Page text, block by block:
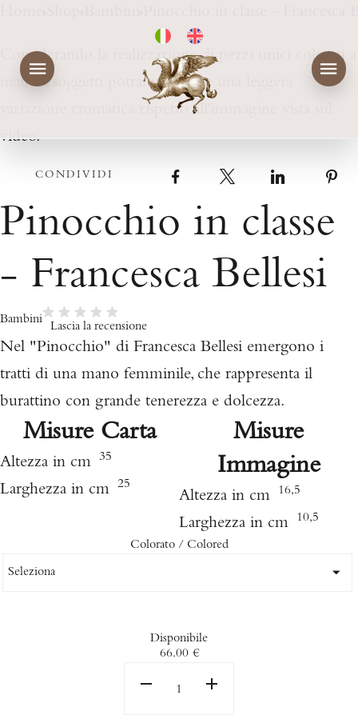
Considerando la realizzazione di pezzi unici colorati a
mano, i soggetti potranno subire una leggera
variazione cromatica rispetto all'immagine vista sul
video.
CONDIVIDI Facebook LinkedIn
Pinocchio in classe
- Francesca Bellesi
Bambini
Lascia la recensione
Nel "Pinocchio" di Francesca Bellesi emergono i
tratti di una mano femminile, che rappresenta il
burattino con grande tenerezza e dolcezza.
Misure Carta
Altezza in cm 35
Larghezza in cm 25
Misure
Immagine
Altezza in cm 16,5
Larghezza in cm 10,5
Colorato / Colored
Disponibile
€
66.00